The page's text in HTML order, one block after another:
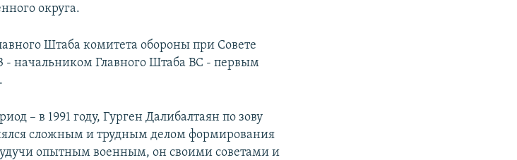
округа.
Штаба комитета обороны при Совете
- начальником Главного Штаба ВС - первым
– в 1991 году, Гурген Далибалтаян по зову
сложным и трудным делом формирования
опытным военным, он своими советами и